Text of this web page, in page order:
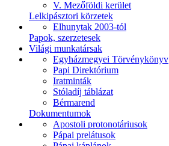
V. Mezőföldi kerület
Lelkipásztori körzetek
Elhunytak 2003-tól
Papok, szerzetesek
Világi munkatársak
Egyházmegyei Törvénykönyv
Papi Direktórium
Iratminták
Stóladíj táblázat
Bérmarend
Dokumentumok
Apostoli protonotáriusok
Pápai prelátusok